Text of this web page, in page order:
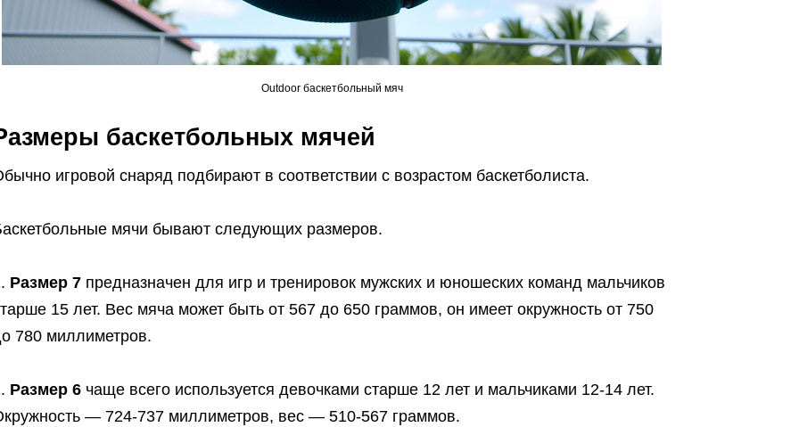
Outdoor баскетбольный мяч
баскетбольных мячей
игровой снаряд подбирают в соответствии с возрастом баскетболиста.
мячи бывают следующих размеров.
Размер 7 предназначен для игр и тренировок мужских и юношеских команд мальчиков
15 лет. Вес мяча может быть от 567 до 650 граммов, он имеет окружность от 750
780 миллиметров.
Размер 6 чаще всего используется девочками старше 12 лет и мальчиками 12-14 лет.
— 724-737 миллиметров, вес — 510-567 граммов.